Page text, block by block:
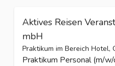
Aktives Reisen
mbH
Praktikum im Bereich Hotel,
Praktikum Personal (m/